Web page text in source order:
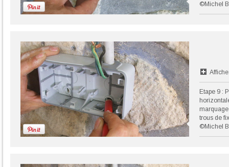
©Michel
Etape 9 :
trous de
©Michel